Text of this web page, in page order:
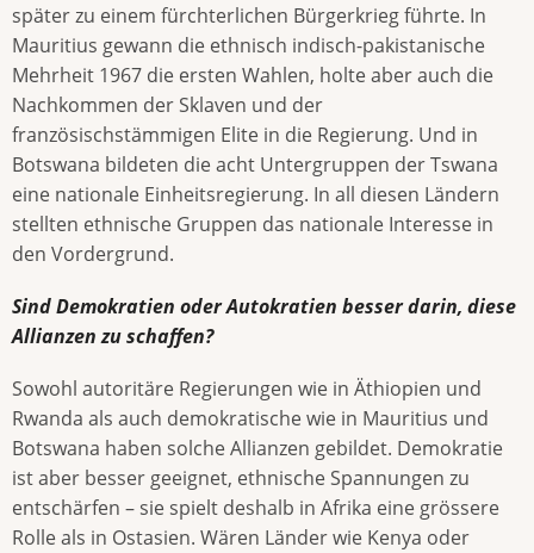
später zu einem fürchterlichen Bürgerkrieg führte. In
Mauritius gewann die ethnisch indisch-pakistanische
Mehrheit 1967 die ersten Wahlen, holte aber auch die
Nachkommen der Sklaven und der
französischstämmigen Elite in die Regierung. Und in
Botswana bildeten die acht Untergruppen der Tswana
eine nationale Einheitsregierung. In all diesen Ländern
stellten ethnische Gruppen das nationale Interesse in
den Vordergrund.
Sind Demokratien oder Autokratien besser darin, diese
Allianzen zu schaffen?
Sowohl autoritäre Regierungen wie in Äthiopien und
Rwanda als auch demokratische wie in Mauritius und
Botswana haben solche Allianzen gebildet. Demokratie
ist aber besser geeignet, ethnische Spannungen zu
entschärfen – sie spielt deshalb in Afrika eine grössere
Rolle als in Ostasien. Wären Länder wie Kenya oder